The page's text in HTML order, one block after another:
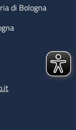
di Bologna